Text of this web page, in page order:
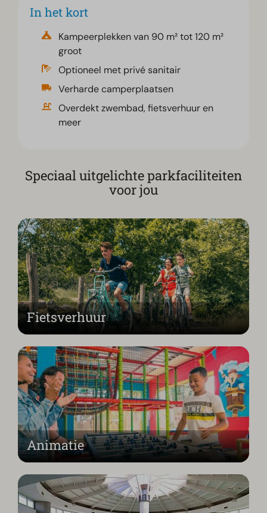
In het kort
Kampeerplekken van 90 m² tot 120 m²
groot
Optioneel met privé sanitair
Verharde camperplaatsen
Overdekt zwembad, fietsverhuur en
meer
Speciaal uitgelichte parkfaciliteiten
voor jou
Fietsverhuur
Animatie